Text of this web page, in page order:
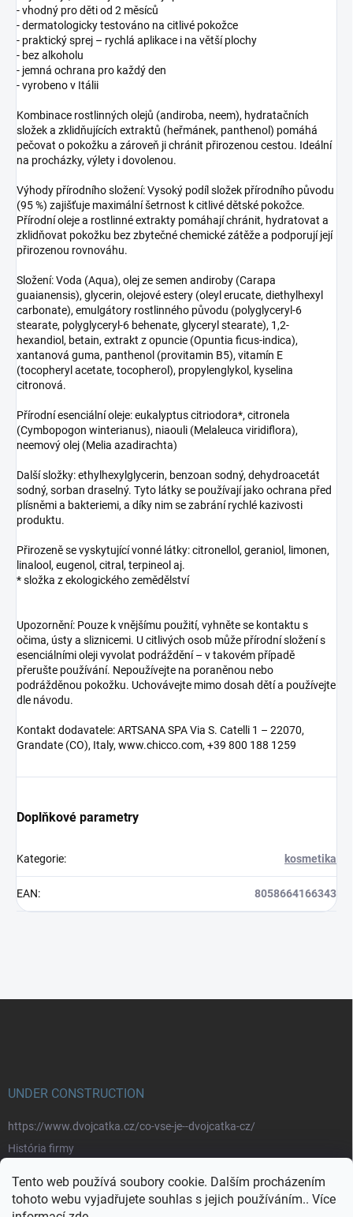
Tento web používá soubory cookie. Dalším procházením
tohoto webu vyjadřujete souhlas s jejich používáním.. Více
- vhodný pro děti od 2 měsíců
- dermatologicky testováno na citlivé pokožce
- praktický sprej – rychlá aplikace i na větší plochy
- bez alkoholu
- jemná ochrana pro každý den
- vyrobeno v Itálii
Kombinace rostlinných olejů (andiroba, neem), hydratačních
složek a zklidňujících extraktů (heřmánek, panthenol) pomáhá
pečovat o pokožku a zároveň ji chránit přirozenou cestou. Ideální
na procházky, výlety i dovolenou.
Výhody přírodního složení: Vysoký podíl složek přírodního původu
(95 %) zajišťuje maximální šetrnost k citlivé dětské pokožce.
Přírodní oleje a rostlinné extrakty pomáhají chránit, hydratovat a
zklidňovat pokožku bez zbytečné chemické zátěže a podporují její
přirozenou rovnováhu.
Složení: Voda (Aqua), olej ze semen andiroby (Carapa
guaianensis), glycerin, olejové estery (oleyl erucate, diethylhexyl
carbonate), emulgátory rostlinného původu (polyglyceryl-6
stearate, polyglyceryl-6 behenate, glyceryl stearate), 1,2-
hexandiol, betain, extrakt z opuncie (Opuntia ficus-indica),
xantanová guma, panthenol (provitamin B5), vitamín E
(tocopheryl acetate, tocopherol), propylenglykol, kyselina
citronová.
Přírodní esenciální oleje: eukalyptus citriodora*, citronela
(Cymbopogon winterianus), niaouli (Melaleuca viridiflora),
neemový olej (Melia azadirachta)
Další složky: ethylhexylglycerin, benzoan sodný, dehydroacetát
sodný, sorban draselný. Tyto látky se používají jako ochrana před
plísněmi a bakteriemi, a díky nim se zabrání rychlé kazivosti
produktu.
Přirozeně se vyskytující vonné látky: citronellol, geraniol, limonen,
linalool, eugenol, citral, terpineol aj.
* složka z ekologického zemědělství
Upozornění: Pouze k vnějšímu použití, vyhněte se kontaktu s
očima, ústy a sliznicemi. U citlivých osob může přírodní složení s
esenciálními oleji vyvolat podráždění – v takovém případě
přerušte používání. Nepoužívejte na poraněnou nebo
podrážděnou pokožku. Uchovávejte mimo dosah dětí a používejte
dle návodu.
Kontakt dodavatele: ARTSANA SPA Via S. Catelli 1 – 22070,
Grandate (CO), Italy, www.chicco.com, +39 800 188 1259
Doplňkové parametry
Kategorie: kosmetika
EAN: 8058664166343
UNDER CONSTRUCTION
https://www.dvojcatka.cz/co-vse-je--dvojcatka-cz/
História firmy
Značky